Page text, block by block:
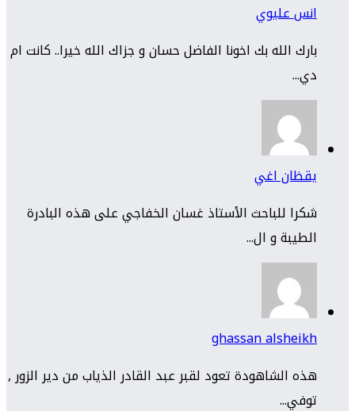
انس عليوي
بارك الله بك اخونا الفاضل حسان و جزاك الله خيرا.. كانت ام
دي...
يقظان اغي
شكرا للباحث الأستاذ غسان الخفاجي على هذه البادرة
الطيبة و ال...
ghassan alsheikh
هذه الشاهودة تعود لقبر عبد القادر الذياب من دير الزور ,
توفي...